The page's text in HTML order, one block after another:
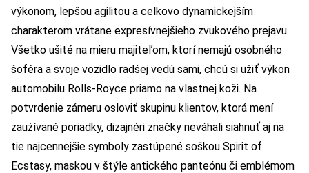
výkonom, lepšou agilitou a celkovo dynamickejším
charakterom vrátane expresívnejšieho zvukového prejavu.
Všetko ušité na mieru majiteľom, ktorí nemajú osobného
šoféra a svoje vozidlo radšej vedú sami, chcú si užiť výkon
automobilu Rolls-Royce priamo na vlastnej koži. Na
potvrdenie zámeru osloviť skupinu klientov, ktorá mení
zaužívané poriadky, dizajnéri značky neváhali siahnuť aj na
tie najcennejšie symboly zastúpené soškou Spirit of
Ecstasy, maskou v štýle antického panteónu či emblémom